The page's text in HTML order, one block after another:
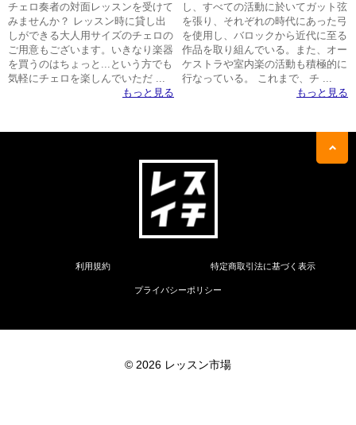
チェロ奏者の対面レッスンを受けて
みませんか？ レッスン時に貸し出
しができる大人用サイズのチェロの
ご用意もございます。いきなり楽器
を買うのはちょっと...という方でも
気軽にチェロを楽しんでいただ ...
もっと見る
し、すべての活動に於いてガット弦
を張り、それぞれの時代にあった弓
を使用し、バロックから近代に至る
作品を取り組んでいる。また、オー
ケストラや室内楽の活動も積極的に
行なっている。 これまで、チ ...
もっと見る
利用規約 特定商取引法に基づく表示
プライバシーポリシー
© 2026 レッスン市場